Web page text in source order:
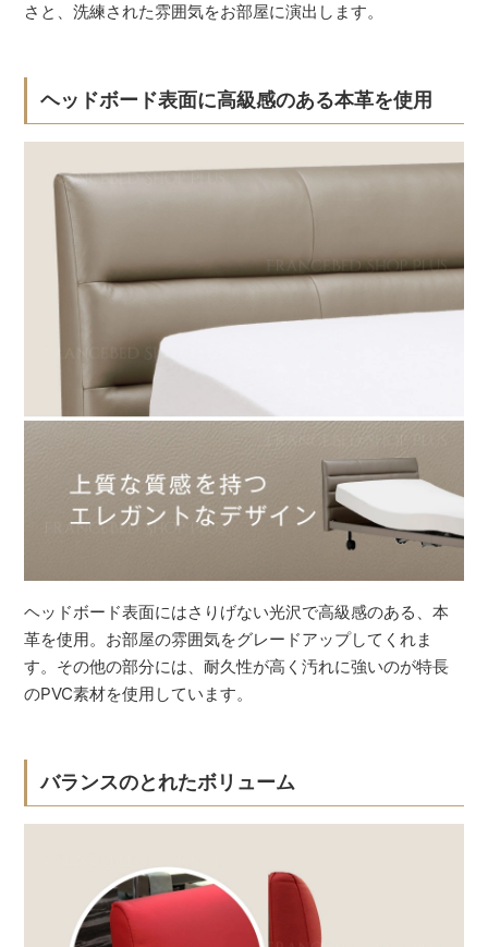
さと、洗練された雰囲気をお部屋に演出します。
ヘッドボード表面に高級感のある本革を使用
ヘッドボード表面にはさりげない光沢で高級感のある、本
革を使用。お部屋の雰囲気をグレードアップしてくれま
す。その他の部分には、耐久性が高く汚れに強いのが特長
のPVC素材を使用しています。
バランスのとれたボリューム